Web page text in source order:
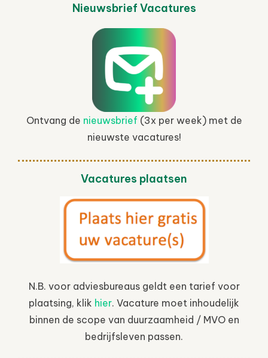
Nieuwsbrief Vacatures
Ontvang de nieuwsbrief (3x per week) met de
nieuwste vacatures!
Vacatures plaatsen
N.B. voor adviesbureaus geldt een tarief voor
plaatsing, klik hier. Vacature moet inhoudelijk
binnen de scope van duurzaamheid / MVO en
bedrijfsleven passen.